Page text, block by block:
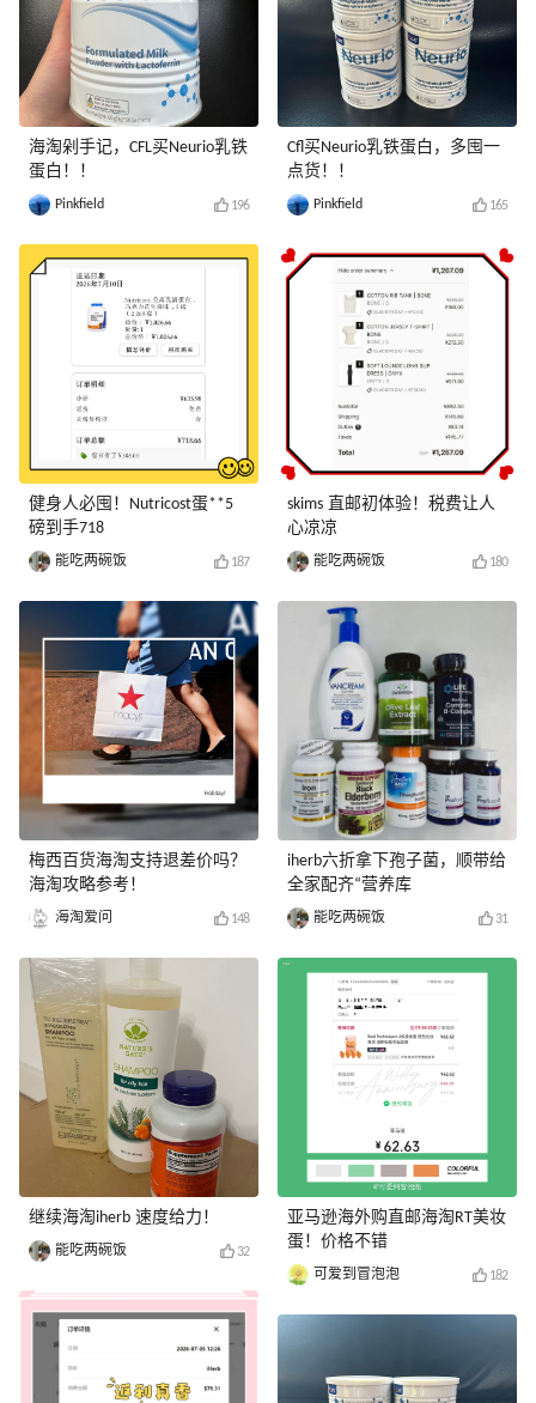
海淘剁手记，CFL买Neurio乳铁
蛋白！！
Pinkfield 196
健身人必囤！Nutricost蛋**5
磅到手718
能吃两碗饭 187
梅西百货海淘支持退差价吗？
海淘攻略参考！
海淘爱问 148
继续海淘iherb 速度给力！
能吃两碗饭 32
Cfl买Neurio乳铁蛋白，多囤一
点货！！
Pinkfield 165
skims 直邮初体验！税费让人
心凉凉
能吃两碗饭 180
iherb六折拿下孢子菌，顺带给
全家配齐“营养库
能吃两碗饭 31
亚马逊海外购直邮海淘RT美妆
蛋！价格不错
可爱到冒泡泡 182